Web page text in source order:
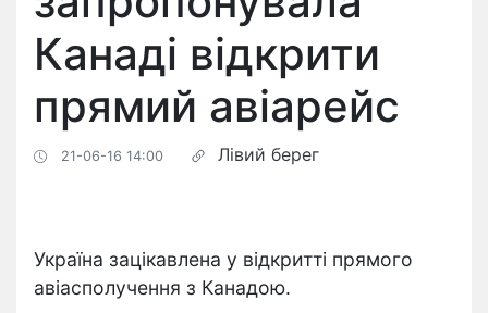
Канаді відкрити
прямий авіарейс
21-06-16 14:00 Лівий берег
Україна зацікавлена у відкритті прямого
авіасполучення з Канадою.